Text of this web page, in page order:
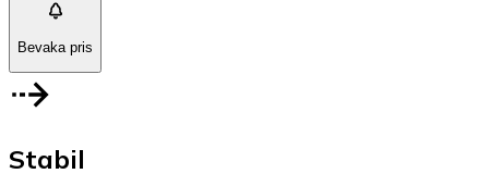
Bevaka pris
Stabil